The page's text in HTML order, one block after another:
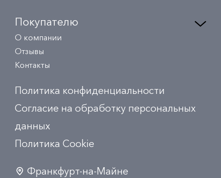
Покупателю
О компании
Отзывы
Контакты
Политика конфиденциальности
Согласие на обработку персональных
данных
Политика Сookie
Франкфурт-на-Майне